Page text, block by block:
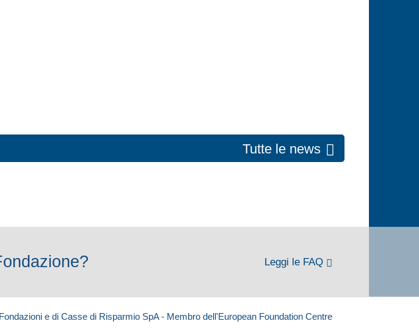
Tutte le news
Leggi le FAQ
e di Casse di Risparmio SpA - Membro dell'European Foundation Centre